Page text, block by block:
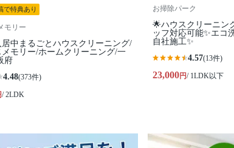
で特典あり
モリー
中まるごとハウスクリーニング/
メモリー/ホームクリーニング/一
府
4.48(373件)
/ 2LDK
お掃除パーク
🌟ハウスクリーニン
ッフ対応可能✨エコ
自社施工✨
4.57(13件)
23,000円/ 1LDK以下